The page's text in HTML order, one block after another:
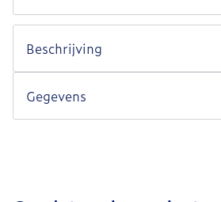
Beschrijving
Gegevens